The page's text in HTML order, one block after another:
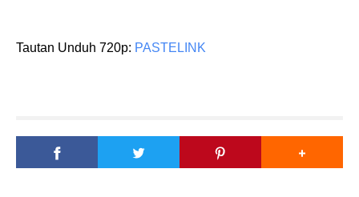
Tautan Unduh 720p: PASTELINK